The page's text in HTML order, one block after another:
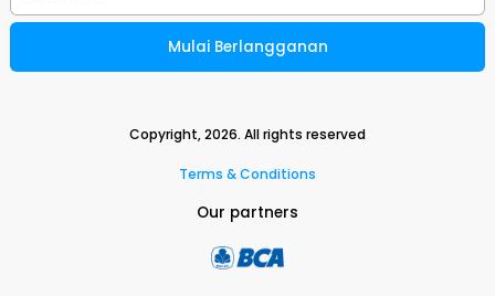
Mulai Berlangganan
Copyright,2026. All rights reserved
Terms & Conditions
Our partners